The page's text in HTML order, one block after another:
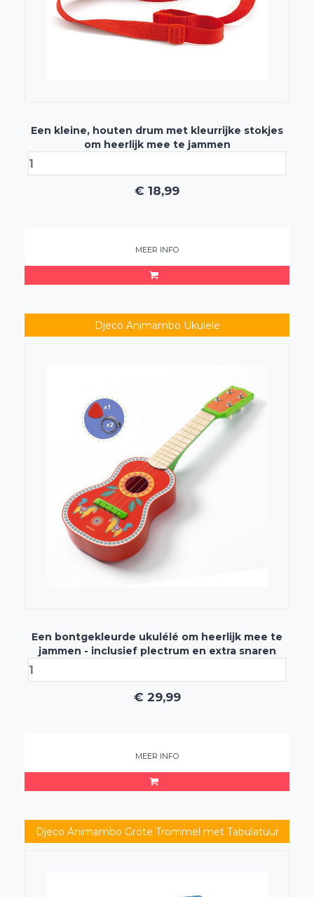
Een kleine, houten drum met kleurrijke stokjes
om heerlijk mee te jammen
€ 18,99
MEER INFO
Djeco Animambo Ukulele
Een bontgekleurde ukulélé om heerlijk mee te
jammen - inclusief plectrum en extra snaren
€ 29,99
MEER INFO
Djeco Animambo Grote Trommel met Tabulatuur